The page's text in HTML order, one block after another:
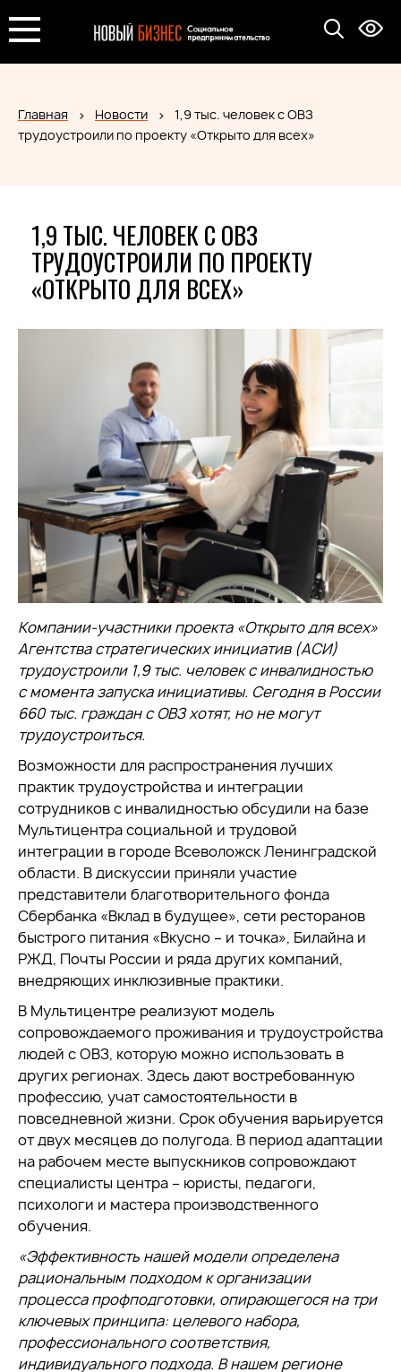
Главная Новости
1,9 тыс. человек с ОВЗ
трудоустроили по проекту «Открыто для всех»
1,9 ТЫС. ЧЕЛОВЕК С ОВЗ
ТРУДОУСТРОИЛИ ПО ПРОЕКТУ
«ОТКРЫТО ДЛЯ ВСЕХ»
Компании-участники проекта «Открыто для всех»
Агентства стратегических инициатив (АСИ)
трудоустроили 1,9 тыс. человек с инвалидностью
с момента запуска инициативы. Сегодня в России
660 тыс. граждан с ОВЗ хотят, но не могут
трудоустроиться.
Возможности для распространения лучших
практик трудоустройства и интеграции
сотрудников с инвалидностью обсудили на базе
Мультицентра социальной и трудовой
интеграции в городе Всеволожск Ленинградской
области. В дискуссии приняли участие
представители благотворительного фонда
Сбербанка «Вклад в будущее», сети ресторанов
быстрого питания «Вкусно – и точка», Билайна и
РЖД, Почты России и ряда других компаний,
внедряющих инклюзивные практики.
В Мультицентре реализуют модель
сопровождаемого проживания и трудоустройства
людей с ОВЗ, которую можно использовать в
других регионах. Здесь дают востребованную
профессию, учат самостоятельности в
повседневной жизни. Срок обучения варьируется
от двух месяцев до полугода. В период адаптации
на рабочем месте выпускников сопровождают
специалисты центра – юристы, педагоги,
психологи и мастера производственного
обучения.
«Эффективность нашей модели определена
рациональным подходом к организации
процесса профподготовки, опирающегося на три
ключевых принципа: целевого набора,
профессионального соответствия,
индивидуального подхода. В нашем регионе